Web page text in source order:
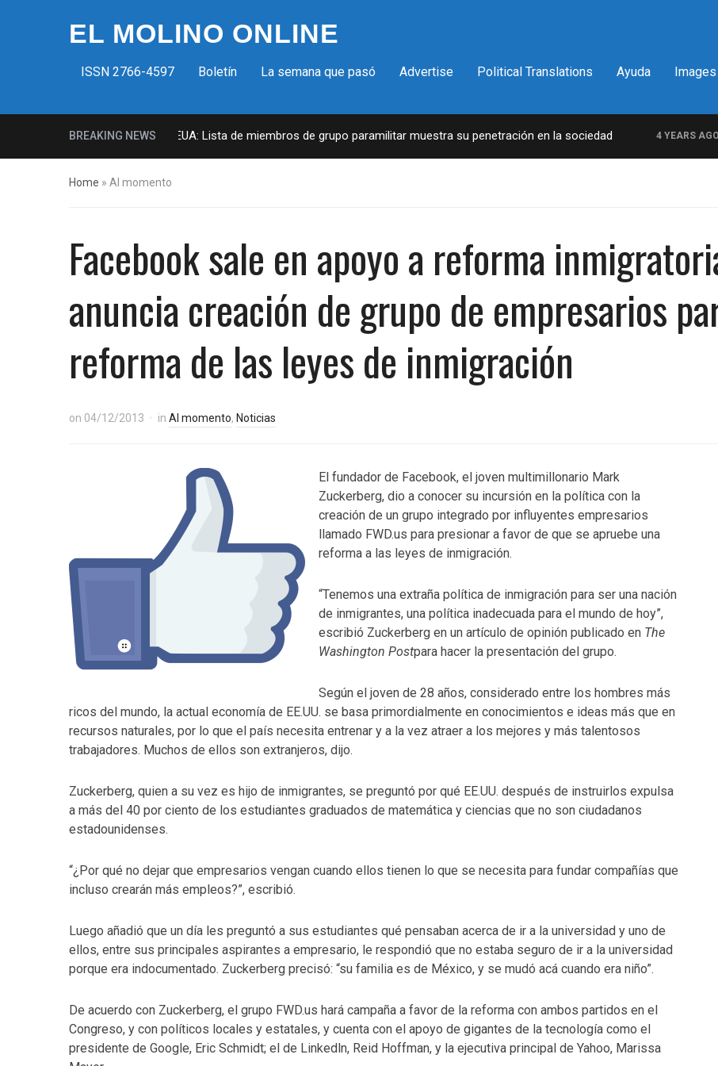
EL MOLINO ONLINE
ISSN 2766-4597 Boletín La semana que pasó Advertise Political Translations Ayuda Images
BREAKING NEWS
Milicias fascistas en EUA: Lista de miembros de grupo paramilitar muestra su penetración en la sociedad 4 YEARS AGO
Home » Al momento
Facebook sale en apoyo a reforma
anuncia creación de grupo de empresarios
reforma de las leyes de inmigración
on 04/12/2013 in Al momento, Noticias
El fundador de Facebook, el joven multimillonario Mark
Zuckerberg, dio a conocer su incursión en la política con la
creación de un grupo integrado por influyentes empresarios
llamado FWD.us para presionar a favor de que se apruebe una
reforma a las leyes de inmigración.
“Tenemos una extraña política de inmigración para ser una nación
de inmigrantes, una política inadecuada para el mundo de hoy”,
escribió Zuckerberg en un artículo de opinión publicado en The
Washington Postpara hacer la presentación del grupo.
Según el joven de 28 años, considerado entre los hombres más
ricos del mundo, la actual economía de EE.UU. se basa primordialmente en conocimientos e ideas más que en
recursos naturales, por lo que el país necesita entrenar y a la vez atraer a los mejores y más talentosos
trabajadores. Muchos de ellos son extranjeros, dijo.
Zuckerberg, quien a su vez es hijo de inmigrantes, se preguntó por qué EE.UU. después de instruirlos expulsa
a más del 40 por ciento de los estudiantes graduados de matemática y ciencias que no son ciudadanos
estadounidenses.
“¿Por qué no dejar que empresarios vengan cuando ellos tienen lo que se necesita para fundar compañías que
incluso crearán más empleos?”, escribió.
Luego añadió que un día les preguntó a sus estudiantes qué pensaban acerca de ir a la universidad y uno de
ellos, entre sus principales aspirantes a empresario, le respondió que no estaba seguro de ir a la universidad
porque era indocumentado. Zuckerberg precisó: “su familia es de México, y se mudó acá cuando era niño”.
De acuerdo con Zuckerberg, el grupo FWD.us hará campaña a favor de la reforma con ambos partidos en el
Congreso, y con políticos locales y estatales, y cuenta con el apoyo de gigantes de la tecnología como el
presidente de Google, Eric Schmidt; el de Linkedln, Reid Hoffman, y la ejecutiva principal de Yahoo, Marissa